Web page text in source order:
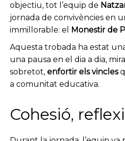
objectiu, tot l’equip de
jornada de convivències en
immillorable: el
Monestir de
Aquesta trobada ha estat
una pausa en el dia a dia,
sobretot, enfortir els vincles
a comunitat educativa.
Cohesió,